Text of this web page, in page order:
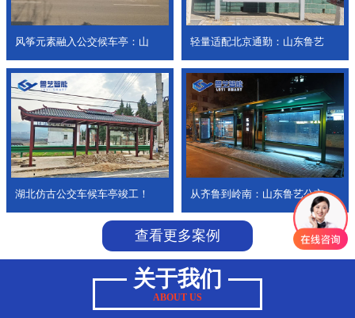
风筝元素融入公交候车亭：山 轻量适配北京通勤：山东鲁艺
湖北仿古公交车候车亭竣工！ 从齐鲁到岭南：山东鲁艺公交
查看更多案例
关于我们
ABOUT US